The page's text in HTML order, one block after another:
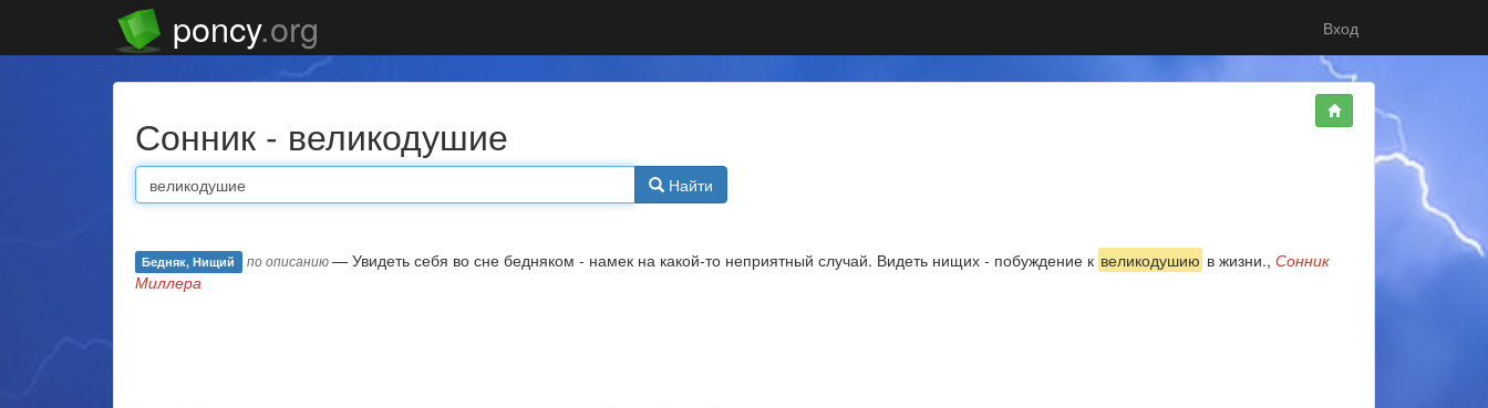
poncy.org Вход
Сонник - великодушие
Найти
Бедняк, Нищий по описанию— Увидеть себя во сне бедняком - намек на какой-то неприятный случай. Видеть нищих - побуждение к великодушию в жизни., Сонник
Миллера